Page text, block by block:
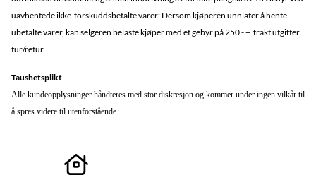
uavhentede ikke-forskuddsbetalte varer: Dersom kjøperen unnlater å hente
ubetalte varer, kan selgeren belaste kjøper med et gebyr på 250.- + frakt utgifter
tur/retur.
Taushetsplikt
Alle kundeopplysninger håndteres med stor diskresjon og kommer under ingen vilkår til
å spres videre til utenforstående.